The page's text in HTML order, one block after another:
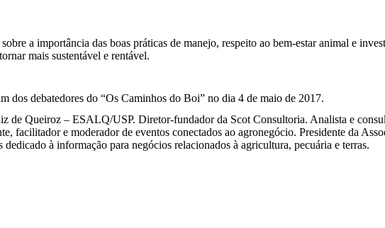
a importância das boas práticas de manejo, respeito ao bem-estar animal e
mais sustentável e rentável.
debatedores do “Os Caminhos do Boi” no dia 4 de maio de 2017.
Queiroz – ESALQ/USP. Diretor-fundador da Scot Consultoria. Analista e
facilitador e moderador de eventos conectados ao agronegócio. Presidente da
à informação para negócios relacionados à agricultura, pecuária e terras.